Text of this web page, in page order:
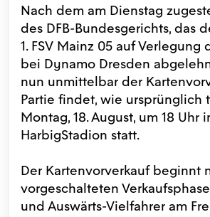
Nach dem am Dienstag
des DFB-Bundesgerichts, das
1. FSV Mainz 05 auf Verlegung
bei Dynamo Dresden
nun unmittelbar der
Partie findet, wie ursprünglich
Montag, 18. August, um 18 Uhr
HarbigStadion statt.
Der Kartenvorverkauf beginnt
vorgeschalteten
und Auswärts-Vielfahrer am